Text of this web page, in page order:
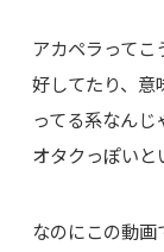
アカペラって
好してたり、意
ってる系なん
オタクっぽいと
なのにこの動